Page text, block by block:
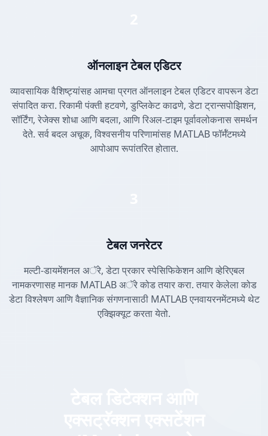
ऑनलाइन टेबल एडिटर
व्यावसायिक वैशिष्ट्यांसह आमचा प्रगत ऑनलाइन टेबल एडिटर वापरून डेटा
संपादित करा. रिकामी पंक्ती हटवणे, डुप्लिकेट काढणे, डेटा ट्रान्सपोझिशन,
सॉर्टिंग, रेजेक्स शोधा आणि बदला, आणि रिअल-टाइम पूर्वावलोकनास समर्थन
देते. सर्व बदल अचूक, विश्वसनीय परिणामांसह MATLAB फॉर्मॅटमध्ये
आपोआप रूपांतरित होतात.
टेबल जनरेटर
मल्टी-डायमेंशनल अॅरे, डेटा प्रकार स्पेसिफिकेशन आणि व्हेरिएबल
नामकरणासह मानक MATLAB अॅरे कोड तयार करा. तयार केलेला कोड
डेटा विश्लेषण आणि वैज्ञानिक संगणनासाठी MATLAB एनवायरनमेंटमध्ये थेट
एक्झिक्यूट करता येतो.